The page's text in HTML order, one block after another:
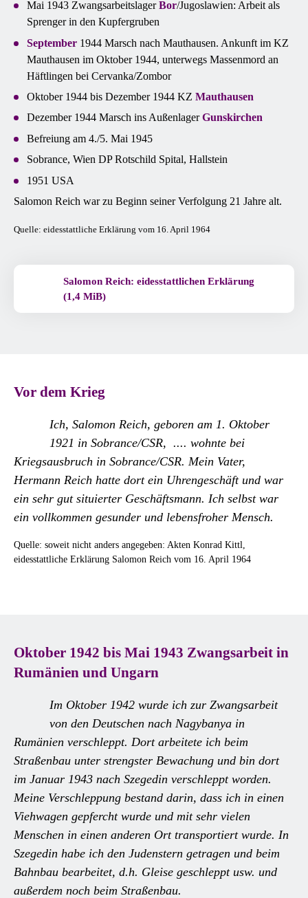
Mai 1943 ZwangsarbeitslagerBor/Jugoslawien: Arbeit als
Sprenger in den Kupfergruben
September 1944 Marsch nach Mauthausen. Ankunft im KZ
Mauthausen im Oktober 1944, unterwegs Massenmord an
Häftlingen bei Cervanka/Zombor
Oktober 1944 bis Dezember 1944 KZMauthausen
Dezember 1944 Marsch ins AußenlagerGunskirchen
Befreiung am 4./5. Mai 1945
Sobrance, Wien DP Rotschild Spital, Hallstein
1951 USA
Salomon Reich war zu Beginn seiner Verfolgung 21 Jahre alt.
Quelle: eidesstattliche Erklärung vom 16. April 1964
Salomon Reich: eidesstattlichen Erklärung
(1,4 MiB)
Vor dem Krieg
Ich, Salomon Reich, geboren am 1. Oktober
1921 in Sobrance/CSR, .... wohnte bei
Kriegsausbruch in Sobrance/CSR. Mein Vater,
Hermann Reich hatte dort ein Uhrengeschäft und war
ein sehr gut situierter Geschäftsmann. Ich selbst war
ein vollkommen gesunder und lebensfroher Mensch.
Quelle: soweit nicht anders angegeben: Akten Konrad Kittl,
eidesstattliche Erklärung Salomon Reich vom 16. April 1964
Oktober 1942 bis Mai 1943 Zwangsarbeit in
Rumänien und Ungarn
Im Oktober 1942 wurde ich zur Zwangsarbeit
von den Deutschen nach Nagybanya in
Rumänien verschleppt. Dort arbeitete ich beim
Straßenbau unter strengster Bewachung und bin dort
im Januar 1943 nach Szegedin verschleppt worden.
Meine Verschleppung bestand darin, dass ich in einen
Viehwagen gepfercht wurde und mit sehr vielen
Menschen in einen anderen Ort transportiert wurde. In
Szegedin habe ich den Judenstern getragen und beim
Bahnbau bearbeitet, d.h. Gleise geschleppt usw. und
außerdem noch beim Straßenbau.